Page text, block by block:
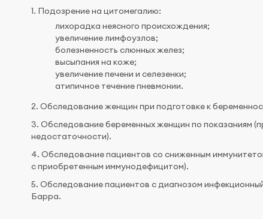
1. Подозрение на цитомегалию:
лихорадка неясного происхождения;
увеличение лимфоузлов;
болезненность слюнных желез;
высыпания на коже;
увеличение печени и селезенки;
атипичное течение пневмонии.
2. Обследование женщин при подготовке к
3. Обследование беременных женщин по показаниям
недостаточности).
4. Обследование пациентов со сниженным
с приобретенным иммунодефицитом).
5. Обследование пациентов с диагнозом
Барра.